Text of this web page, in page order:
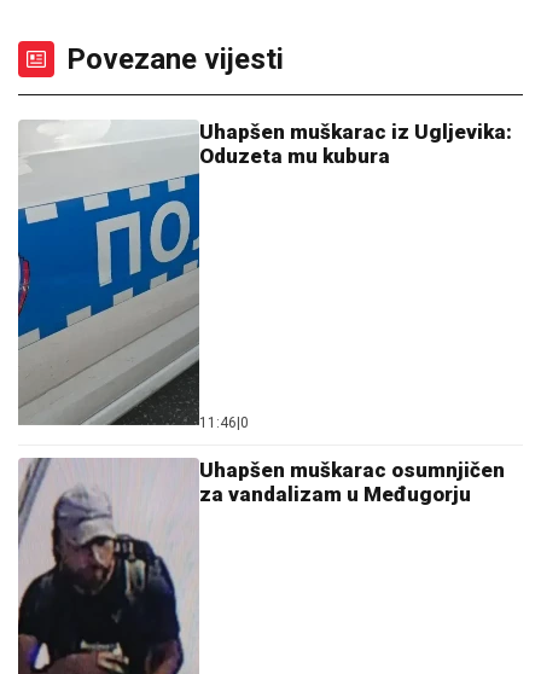
Povezane vijesti
Uhapšen muškarac iz Ugljevika:
Oduzeta mu kubura
11:46 0
Uhapšen muškarac osumnjičen
za vandalizam u Međugorju